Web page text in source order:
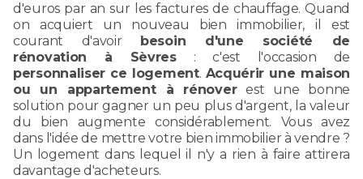
d'euros par an sur les factures de chauffage. Quand
on acquiert un nouveau bien immobilier, il est
courant d'avoir besoin d'une société de
rénovation à Sèvres: c'est l'occasion de
personnaliser ce logement. Acquérir une maison
ou un appartement à rénoverest une bonne
solution pour gagner un peu plus d'argent, la valeur
du bien augmente considérablement. Vous avez
dans l'idée de mettre votre bien immobilier à vendre ?
Un logement dans lequel il n'y a rien à faire attirera
davantage d'acheteurs.